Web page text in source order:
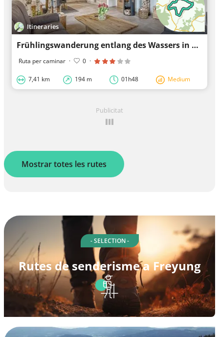
Itineraries
Frühlingswanderung entlang des Wassers in Bayerischer Wald
Ruta per caminar · 0 ·
7,41 km 194 m 01h48 Medium
Publicitat
Mostrar totes les rutes
- SELECTION -
Rutes de senderisme a Freyung